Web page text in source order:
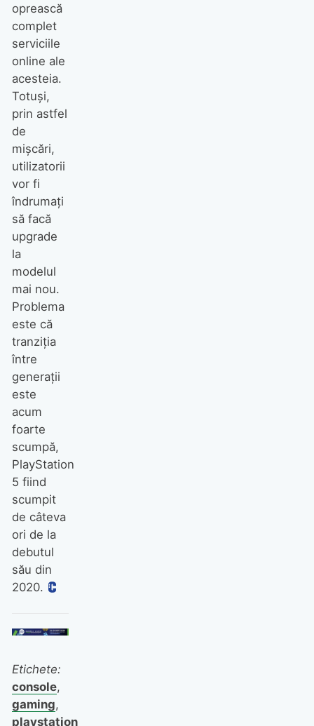
oprească
complet
serviciile
online ale
acesteia.
Totuși,
prin astfel
de
mișcări,
utilizatorii
vor fi
îndrumați
să facă
upgrade
la
modelul
mai nou.
Problema
este că
tranziția
între
generații
este
acum
foarte
scumpă,
PlayStation
5 fiind
scumpit
de câteva
ori de la
debutul
său din
2020.
Etichete:
console,
gaming,
playstation